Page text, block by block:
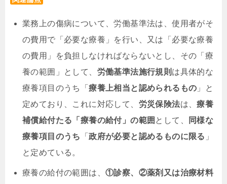
業務上の傷病について、労働基準法は、使用者がそ
の費用で「必要な療養」を行い、又は「必要な療養
の費用」を負担しなければならないとし、その「療
養の範囲」として、 労働基準法施行規則 は具体的な
療養項目のうち「療養上相当と認められるもの 」と
定めており、これに対応して、 労災保険法は、療養
補償給付たる「療養の給付」の範囲 として、
同様な
療養項目のうち
「政府が必要と認めるものに限る 」
と定めている。
療養の給付の範囲は、 ①診察、②薬剤又は治療材料